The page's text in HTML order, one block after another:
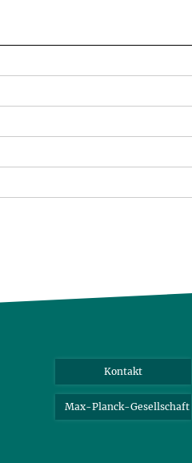
Kontakt
Max-Planck-Gesellschaft